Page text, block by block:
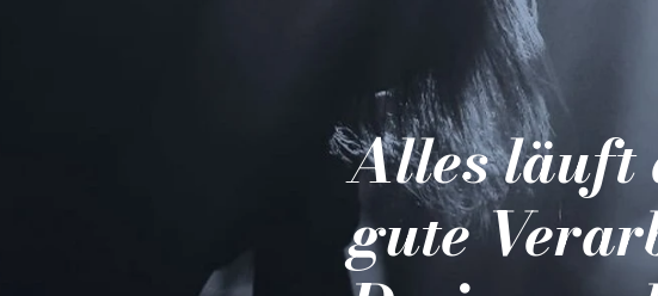
Alles läuft
gute